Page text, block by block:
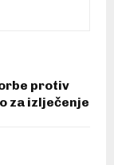
protiv
za izlječenje